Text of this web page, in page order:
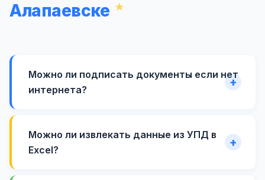
Алапаевске
Можно ли подписать документы если нет
интернета?
Можно ли извлекать данные из УПД в
Excel?